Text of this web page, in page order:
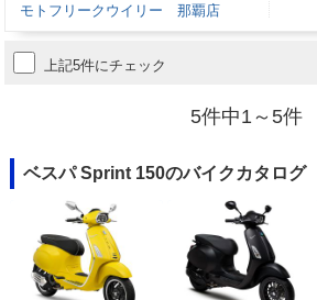
モトフリークウイリー 那覇店
上記5件にチェック
5件中1～5件
ベスパ Sprint 150のバイクカタログ